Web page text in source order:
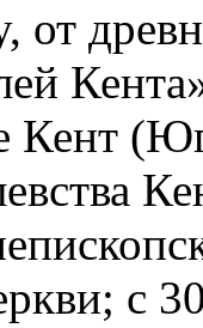
от
Кент
с